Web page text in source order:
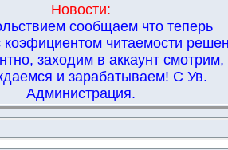
Новости:
сообщаем что теперь
коэфициентом читаемости
заходим в аккаунт смотрим,
и зарабатываем! С Ув.
Администрация.